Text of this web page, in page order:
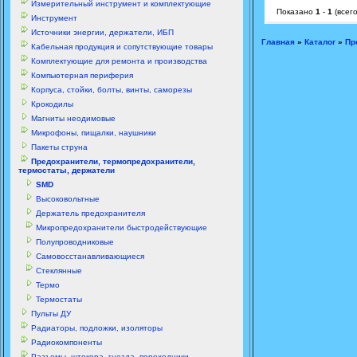
Измерительный инструмент и комплектующие
Инструмент
Источники энергии, держатели, ИБП
Кабельная продукция и сопутствующие товары
Комплектующие для ремонта и производства
Компьютерная периферия
Корпуса, стойки, болты, винты, саморезы
Крокодилы
Магниты неодимовые
Микрофоны, пищалки, наушники
Пакеты струна
Предохранители, термопредохранители,
термостаты, держатели
SMD
Высоковольтные
Держатель предохранителя
Микропредохранители быстродействующие
Полупроводниковые
Самовосстанавливающиеся
Стеклянные
Термо
Термостаты
Пульты ДУ
Радиаторы, подложки, изоляторы
Радиокомпоненты
Показано 1 - 1 (всего
Главная » Каталог »